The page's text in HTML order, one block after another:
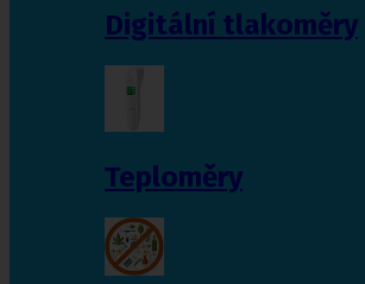
Digitální tlakoměry
Teploměry